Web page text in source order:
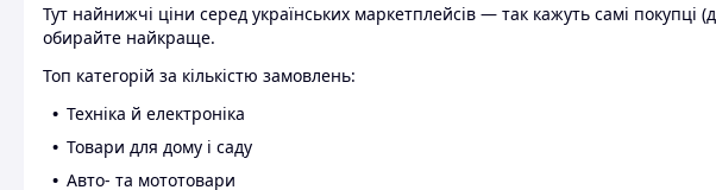
Тут найнижчі ціни серед українських маркетплейсів — так кажуть самі покупці
обирайте найкраще.
Топ категорій за кількістю замовлень:
Техніка й електроніка
Товари для дому і саду
Авто- та мототовари